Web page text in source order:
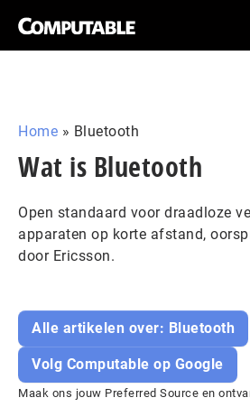
Home » Bluetooth
Wat is Bluetooth
Open standaard voor draadloze
apparaten op korte afstand,
door Ericsson.
Alle artikelen over: Bluetooth
Volg Computable op Google
Maak ons jouw Preferred Source en